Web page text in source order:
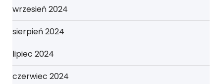
wrzesień 2024
sierpień 2024
lipiec 2024
czerwiec 2024